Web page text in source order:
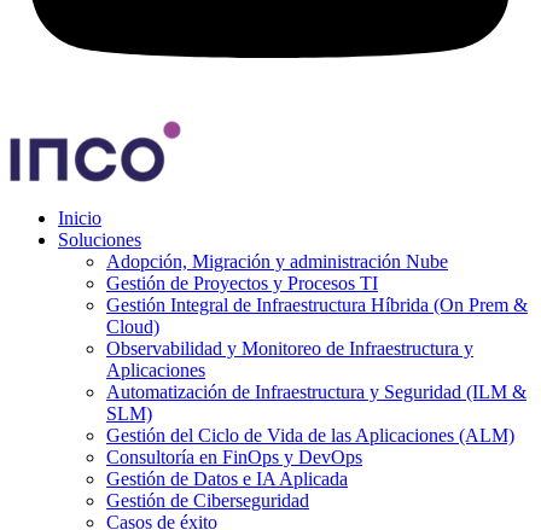
Inicio
Soluciones
Adopción, Migración y administración Nube
Gestión de Proyectos y Procesos TI
Gestión Integral de Infraestructura Híbrida (On Prem &
Cloud)
Observabilidad y Monitoreo de Infraestructura y
Aplicaciones
Automatización de Infraestructura y Seguridad (ILM &
SLM)
Gestión del Ciclo de Vida de las Aplicaciones (ALM)
Consultoría en FinOps y DevOps
Gestión de Datos e IA Aplicada
Gestión de Ciberseguridad
Casos de éxito